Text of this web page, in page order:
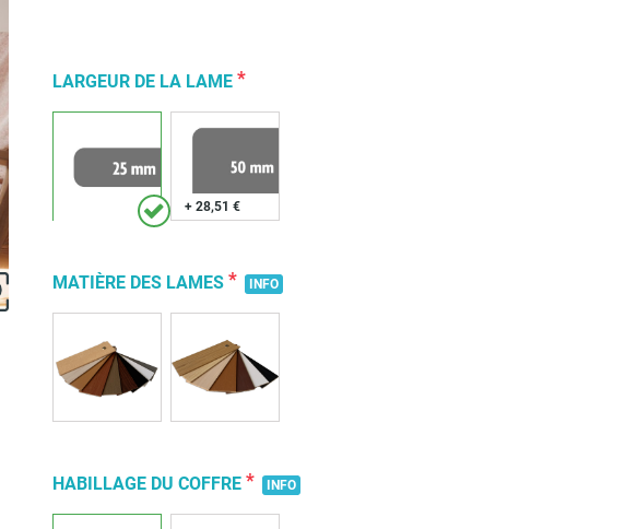
LARGEUR DE LA LAME *
+ 28,51 €
MATIÈRE DES LAMES * INFO
HABILLAGE DU COFFRE * INFO